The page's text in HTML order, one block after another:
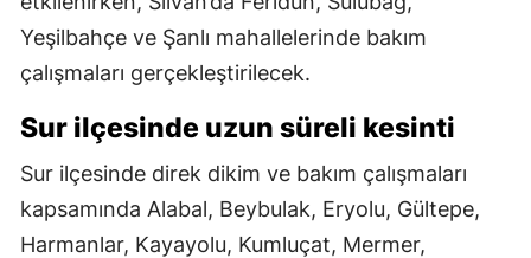
Yeşilbahçe ve Şanlı mahallelerinde bakım
çalışmaları gerçekleştirilecek.
Sur ilçesinde uzun süreli kesinti
Sur ilçesinde direk dikim ve bakım çalışmaları
kapsamında Alabal, Beybulak, Eryolu, Gültepe,
Harmanlar, Kayayolu, Kumluçat, Mermer,